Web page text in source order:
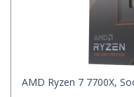
AMD Ryzen 7 7700X,